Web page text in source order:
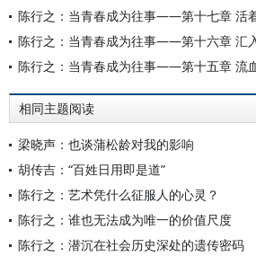
陈行之：当青春成为往事——第十七章 活
陈行之：当青春成为往事——第十六章 汇
陈行之：当青春成为往事——第十五章 流
相同主题阅读
梁晓声：也谈蒲松龄对我的影响
胡传吉：“百姓日用即是道”
陈行之：艺术凭什么征服人的心灵？
陈行之：谁也无法成为唯一的价值尺度
陈行之：潜沉在社会历史深处的遗传密码